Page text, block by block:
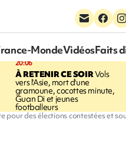
MondeVidéosFaits
20:06
À RETENIR CE SOIRVols
vers l'Asie, mort d'une
gramoune, cocottes minute,
Guan Di et jeunes
footballeurs
pour des élections contestées et